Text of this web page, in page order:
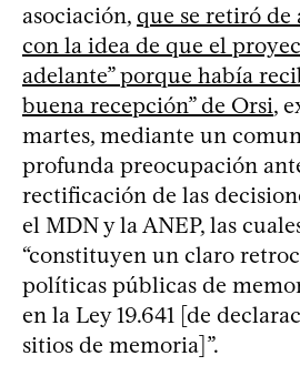
asociación, que se retiró
con la idea de que el
adelante” porque había
buena recepción” de Orsi,
martes, mediante un
profunda preocupación
rectificación de las
el MDN y la ANEP, las
“constituyen un claro
políticas públicas de
en la Ley 19.641 [de
sitios de memoria]”.